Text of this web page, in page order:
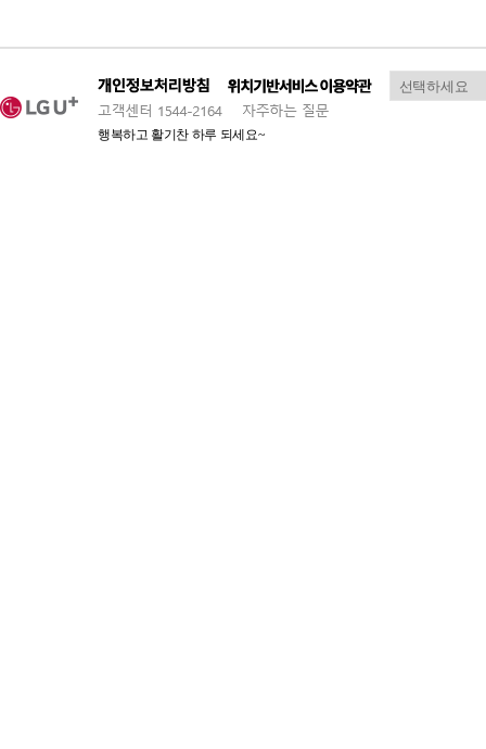
행복하고 활기찬 하루 되세요~